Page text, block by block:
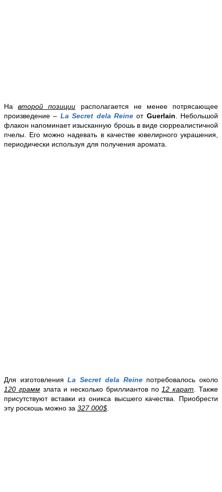
Навторой позиции располагается не менее потрясающее
произведение – La Secret dela Reineот Guerlain. Небольшой
флакон напоминает изысканную брошь в виде сюрреалистичной
пчелы. Его можно надевать в качестве ювелирного украшения,
периодически используя для получения аромата.
Для изготовленияLa Secret dela Reineпотребовалось около
120 граммзлата и несколько бриллиантов по12 карат. Также
присутствуют вставки из оникса высшего качества. Приобрести
эту роскошь можно за 327 000$.